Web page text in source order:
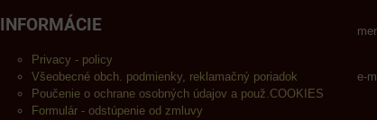
INFORMÁCIE
Privacy - policy
Všeobecné obch. podmienky, reklamačný poriadok
Poučenie o ochrane osobných údajov a použ.COOKIES
Formulár - odstúpenie od zmluvy
e-